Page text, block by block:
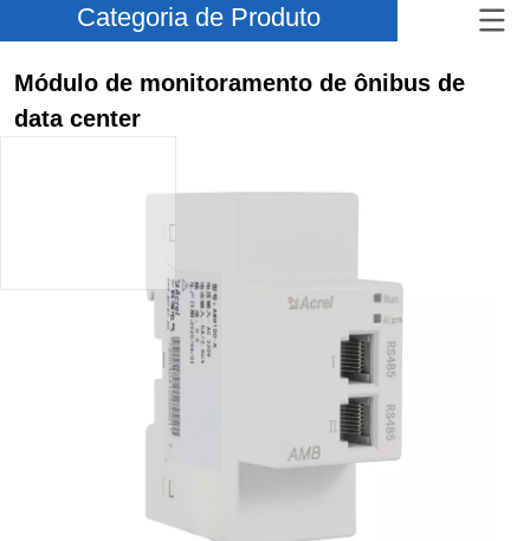
Categoria de Produto
Módulo de monitoramento de ônibus de
data center